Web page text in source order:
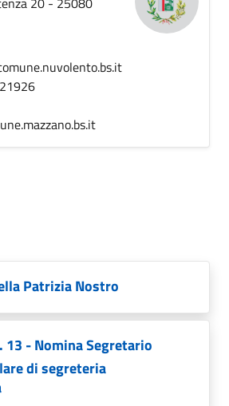
Patrizia Nostro
13 - Nomina Segretario
di segreteria